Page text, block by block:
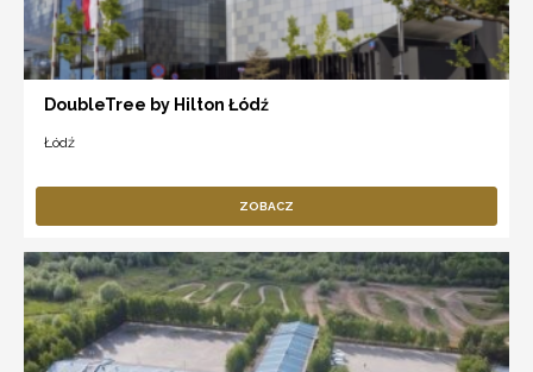
DoubleTree by Hilton Łódź
Łódź
ZOBACZ